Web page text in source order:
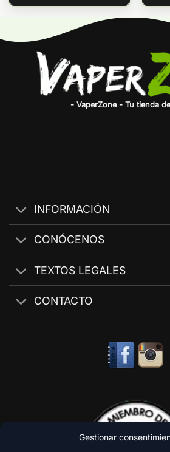
Gestionar
- VaperZone - Tu tienda
INFORMACIÓN
CONÓCENOS
TEXTOS LEGALES
CONTACTO